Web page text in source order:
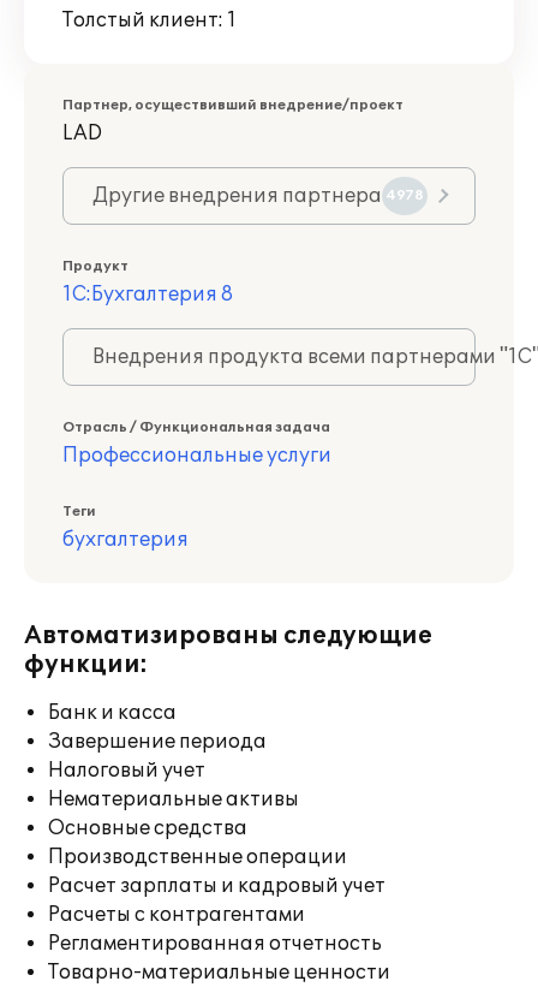
Толстый клиент: 1
Партнер, осуществивший внедрение/проект
LAD
Другие внедрения партнера 4978
Продукт
1С:Бухгалтерия 8
Внедрения продукта всеми партнерами
Отрасль / Функциональная задача
Профессиональные услуги
Теги
бухгалтерия
Автоматизированы следующие
функции:
Банк и касса
Завершение периода
Налоговый учет
Нематериальные активы
Основные средства
Производственные операции
Расчет зарплаты и кадровый учет
Расчеты с контрагентами
Регламентированная отчетность
Товарно-материальные ценности